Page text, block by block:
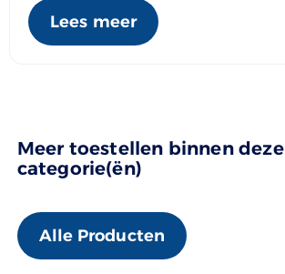
Lees meer
Meer toestellen binnen deze
categorie(ën)
Alle Producten